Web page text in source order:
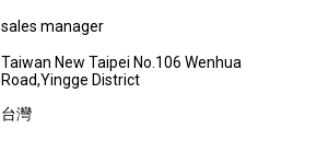
sales manager
Taiwan New Taipei No.106 Wenhua
Road,Yingge District
台灣